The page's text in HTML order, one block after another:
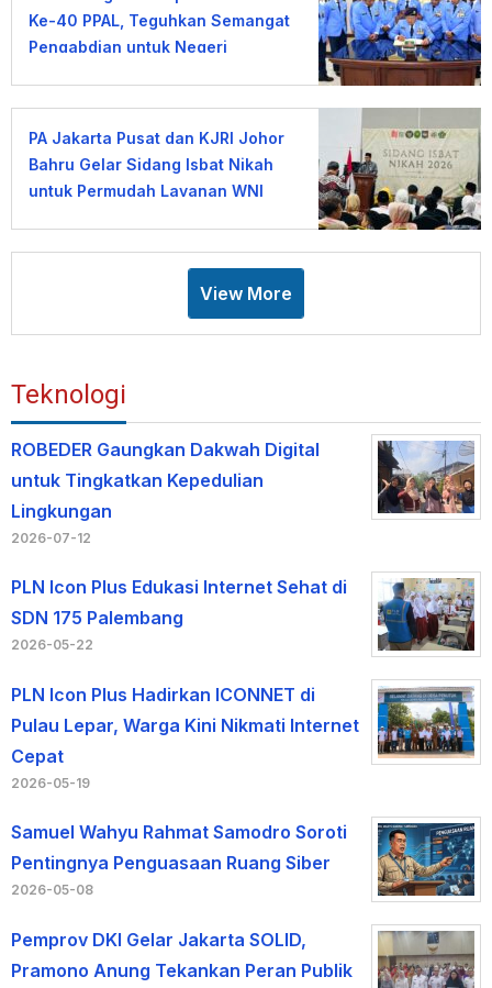
Ke-40 PPAL, Teguhkan Semangat
Pengabdian untuk Negeri
PA Jakarta Pusat dan KJRI Johor
Bahru Gelar Sidang Isbat Nikah
untuk Permudah Layanan WNI
View More
Teknologi
ROBEDER Gaungkan Dakwah Digital
untuk Tingkatkan Kepedulian
Lingkungan
2026-07-12
PLN Icon Plus Edukasi Internet Sehat di
SDN 175 Palembang
2026-05-22
PLN Icon Plus Hadirkan ICONNET di
Pulau Lepar, Warga Kini Nikmati Internet
Cepat
2026-05-19
Samuel Wahyu Rahmat Samodro Soroti
Pentingnya Penguasaan Ruang Siber
2026-05-08
Pemprov DKI Gelar Jakarta SOLID,
Pramono Anung Tekankan Peran Publik